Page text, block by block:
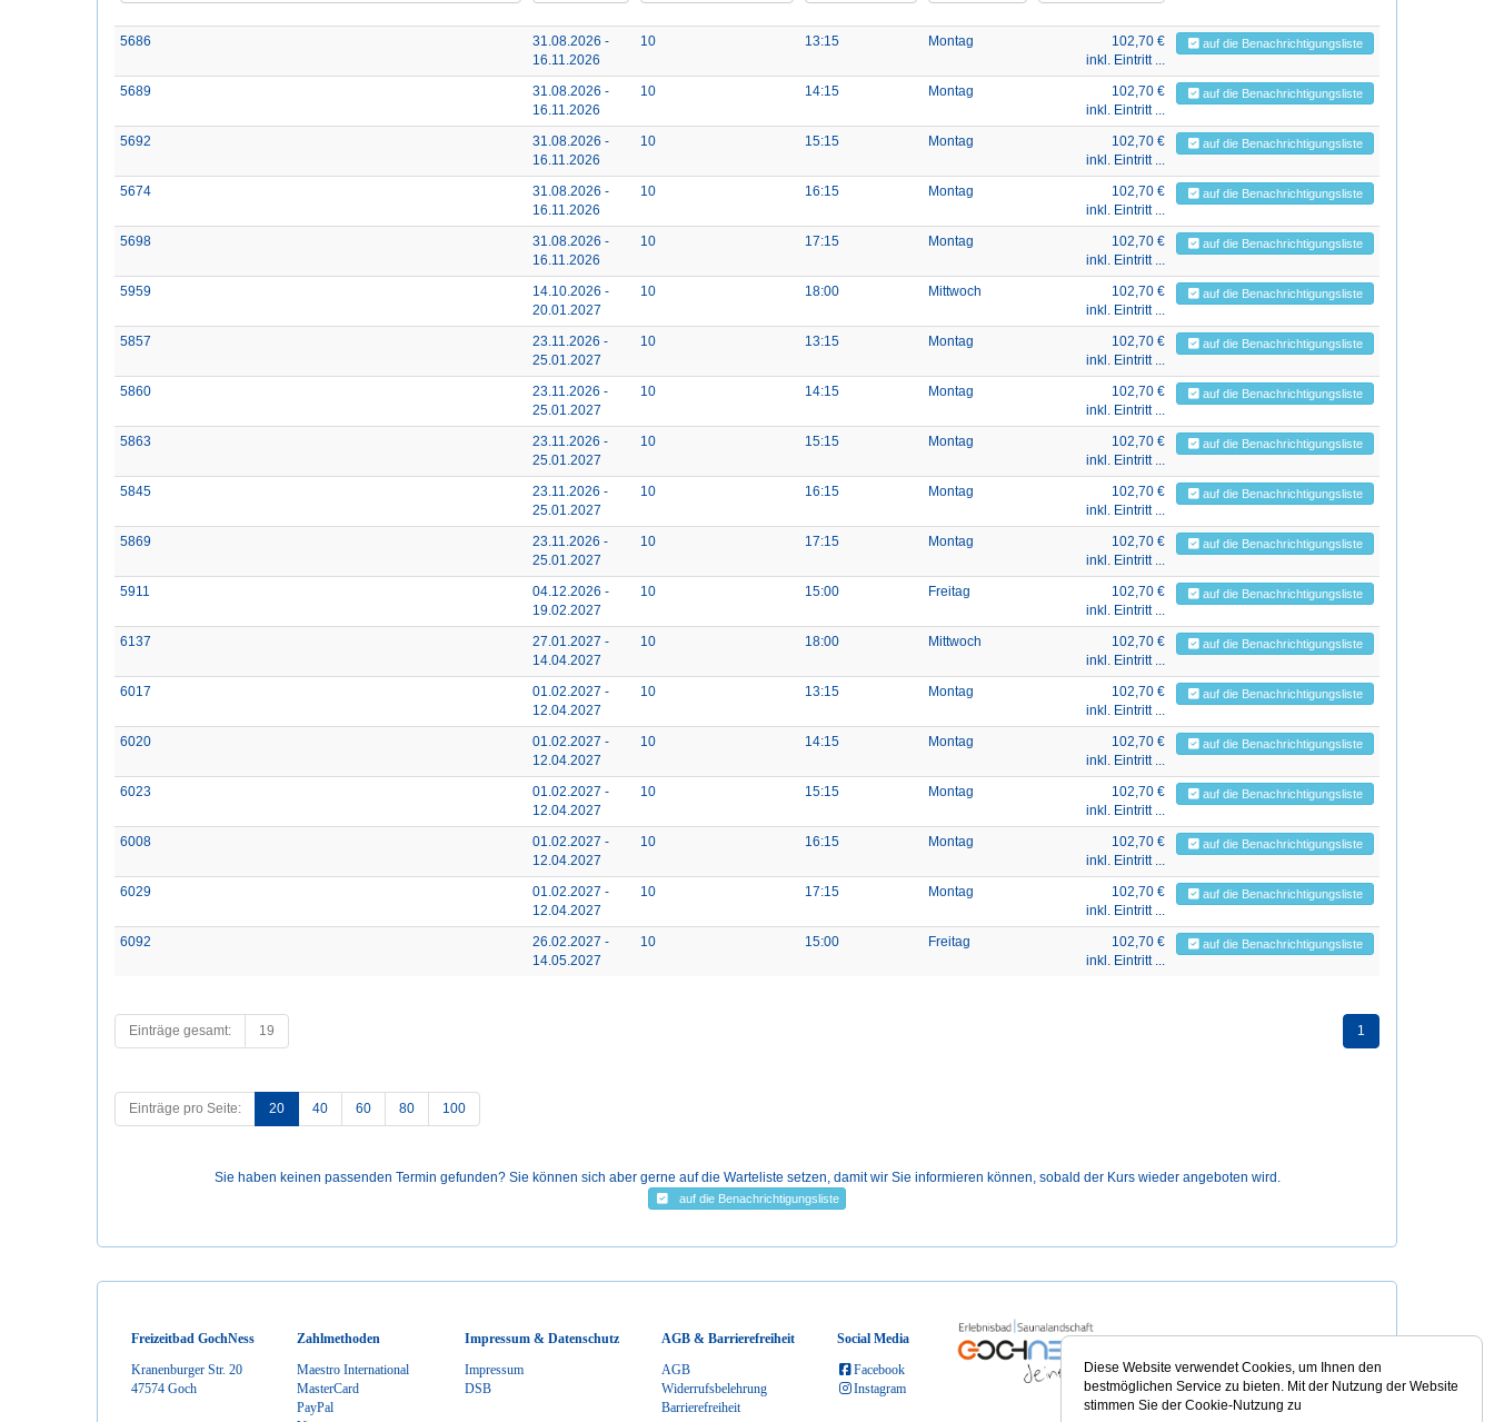
5686
31.08.2026 -
16.11.2026
10 13:15 Montag
102,70 €
inkl. Eintritt ...
auf die Benachrichtigungsliste
5689
31.08.2026 -
16.11.2026
10 14:15 Montag
102,70 €
inkl. Eintritt ...
auf die Benachrichtigungsliste
5692
31.08.2026 -
16.11.2026
10 15:15 Montag
102,70 €
inkl. Eintritt ...
auf die Benachrichtigungsliste
5674
31.08.2026 -
16.11.2026
10 16:15 Montag
102,70 €
inkl. Eintritt ...
auf die Benachrichtigungsliste
5698
31.08.2026 -
16.11.2026
10 17:15 Montag
102,70 €
inkl. Eintritt ...
auf die Benachrichtigungsliste
5959
14.10.2026 -
20.01.2027
10 18:00 Mittwoch
102,70 €
inkl. Eintritt ...
auf die Benachrichtigungsliste
5857
23.11.2026 -
25.01.2027
10 13:15 Montag
102,70 €
inkl. Eintritt ...
auf die Benachrichtigungsliste
5860
23.11.2026 -
25.01.2027
10 14:15 Montag
102,70 €
inkl. Eintritt ...
auf die Benachrichtigungsliste
5863
23.11.2026 -
25.01.2027
10 15:15 Montag
102,70 €
inkl. Eintritt ...
auf die Benachrichtigungsliste
5845
23.11.2026 -
25.01.2027
10 16:15 Montag
102,70 €
inkl. Eintritt ...
auf die Benachrichtigungsliste
5869
23.11.2026 -
25.01.2027
10 17:15 Montag
102,70 €
inkl. Eintritt ...
auf die Benachrichtigungsliste
5911
04.12.2026 -
19.02.2027
10 15:00 Freitag
102,70 €
inkl. Eintritt ...
auf die Benachrichtigungsliste
6137
27.01.2027 -
14.04.2027
10 18:00 Mittwoch
102,70 €
inkl. Eintritt ...
auf die Benachrichtigungsliste
6017
01.02.2027 -
12.04.2027
10 13:15 Montag
102,70 €
inkl. Eintritt ...
auf die Benachrichtigungsliste
6020
01.02.2027 -
12.04.2027
10 14:15 Montag
102,70 €
inkl. Eintritt ...
auf die Benachrichtigungsliste
6023
01.02.2027 -
12.04.2027
10 15:15 Montag
102,70 €
inkl. Eintritt ...
auf die Benachrichtigungsliste
6008
01.02.2027 -
12.04.2027
10 16:15 Montag
102,70 €
inkl. Eintritt ...
auf die Benachrichtigungsliste
6029
01.02.2027 -
12.04.2027
10 17:15 Montag
102,70 €
inkl. Eintritt ...
auf die Benachrichtigungsliste
6092
26.02.2027 -
14.05.2027
10 15:00 Freitag
102,70 €
inkl. Eintritt ...
auf die Benachrichtigungsliste
1
Einträge gesamt: 19
Einträge pro Seite: 20 40 60 80 100
Sie haben keinen passenden Termin gefunden? Sie können sich aber gerne auf die Warteliste setzen, damit wir Sie informieren können, sobald der Kurs wieder angeboten wird.
auf die Benachrichtigungsliste
Freizeitbad GochNess
Kranenburger Str. 20
47574 Goch
Zahlmethoden
Maestro International
MasterCard
PayPal
Impressum & Datenschutz
Impressum
DSB
AGB & Barrierefreiheit
AGB
Widerrufsbelehrung
Barrierefreiheit
Social Media
Facebook
Instagram
Diese Website verwendet Cookies, um Ihnen den
bestmöglichen Service zu bieten. Mit der Nutzung der Website
stimmen Sie der Cookie-Nutzung zu